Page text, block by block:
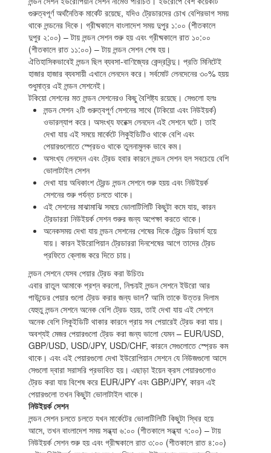
গুরুত্বপূর্ণ অর্থনৈতিক মার্কেট রয়েছে, যদিও ট্রেডারদের চোখ বেশিরভাগ সময়
থাকে লন্ডনের দিকে। গ্রীষ্মকালে বাংলাদেশ সময় দুপুর ১:০০ (শীতকালে
দুপুর ২:০০) – টায় লন্ডন সেশন শুরু হয় এবং গ্রীষ্মকালে রাত ১০:০০
(শীতকালে রাত ১১:০০) – টায় লন্ডন সেশন শেষ হয়।
ঐতিহাসিকভাবেই লন্ডন ছিল ব্যবসা-বাণিজ্যের কেন্দ্রবিন্দু। প্রতি মিনিটেই
হাজার হাজার ব্যবসায়ী এখানে লেনদেন করে। সর্বমোট লেনদেনের ৩০% হয়য়
শুধুমাত্র এই লন্ডন সেশনেই।
টকিয়ো সেশনের মত লন্ডন সেশনেরও কিছু বৈশিষ্ট্য রয়েছে। সেগুলো হলঃ
লন্ডন সেশন ২টি গুরুত্বপূর্ণ সেশনের সাথে (টকিয়ো এবং নিউইয়র্ক)
ওভারল্যাপ করে। অসংখ্য ফরেক্স লেনদেন এই সেশনে ঘটে। তাই
দেখা যায় এই সময়ে মার্কেটে লিকুইডিটিও থাকে বেশি এবং
পেয়ারগুলোতে স্প্রেডও থাকে তুলনামুলক ভাবে কম।
অসংখ্য লেনদেন এবং ট্রেড হবার কারনে লন্ডন সেশন হল সবচেয়ে বেশি
ভোলাটাইল সেশন
দেখা যায় অধিকাংশ ট্রেন্ড লন্ডন সেশনে শুরু হয়য় এবং নিউইয়র্ক
সেশনের শুরু পর্যন্ত চলতে থাকে।
এই সেশনের মাঝামাঝি সময়ে ভোলাটিলিটি কিছুটা কমে যায়, কারন
ট্রেডাররা নিউইয়র্ক সেশন শুরুর জন্য অপেক্ষা করতে থাকে।
অনেকসময় দেখা যায় লন্ডন সেশনের শেষের দিকে ট্রেন্ড রিভার্স হয়ে
যায়। কারন ইউরোপিয়ান ট্রেডাররা দিনশেষের আগে তাদের ট্রেড
প্রফিতে ক্লোজ করে দিতে চায়।
লন্ডন সেশনে যেসব পেয়ার ট্রেড করা উচিতঃ
এবার রাতুল আমাকে প্রশ্ন করলো, নিশ্চয়ই লন্ডন সেশনে ইউরো আর
পাউন্ডের পেয়ার গুলো ট্রেড করার জন্য ভাল? আমি তাকে উত্তর দিলাম
যেহুতু লন্ডন সেশনে অনেক বেশি ট্রেড হয়য়, তাই দেখা যায় এই সেশনে
অনেক বেশি লিকুইডিটি থাকার কারনে প্রায় সব পেয়ারেই ট্রেড করা যায়।
অবশ্যই মেজর পেয়ারগুলো ট্রেড করা জন্য ভালো যেমন – EUR/USD,
GBP/USD, USD/JPY, USD/CHF, কারনে সেগুলোতে স্প্রেড কম
থাকে। এবং এই পেয়ারগুলো দেখা ইউরোপিয়ান সেশনে যে নিউজগুলো আসে
সেগুলো দ্বারা সরাসরি প্রভাবিত হয়। এছাড়া ইয়েন ক্রস পেয়ারগুলোও
ট্রেড করা যায় বিশেষ করে EUR/JPY এবং GBP/JPY, কারন এই
পেয়ারগুলো তখন কিছুটা ভোলাটাইল থাকে।
নিউইয়র্ক সেশন
লন্ডন সেশন চলতে চলতে যখন মার্কেটের ভোলাটিলিটি কিছুটা স্থির হয়ে
আসে, তখন বাংলাদেশ সময় সন্ধ্যা ৬:০০ (শীতকালে সন্ধ্যা ৭:০০) – টায়
নিউইয়র্ক সেশন শুরু হয় এবং গ্রীষ্মকালে রাত ৩:০০ (শীতকালে রাত ৪:০০)